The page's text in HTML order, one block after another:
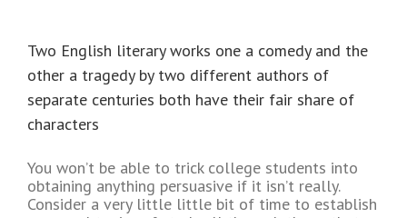
Two English literary works one a comedy and the
other a tragedy by two different authors of
separate centuries both have their fair share of
characters
You won’t be able to trick college students into
obtaining anything persuasive if it isn’t really.
Consider a very little little bit of time to establish